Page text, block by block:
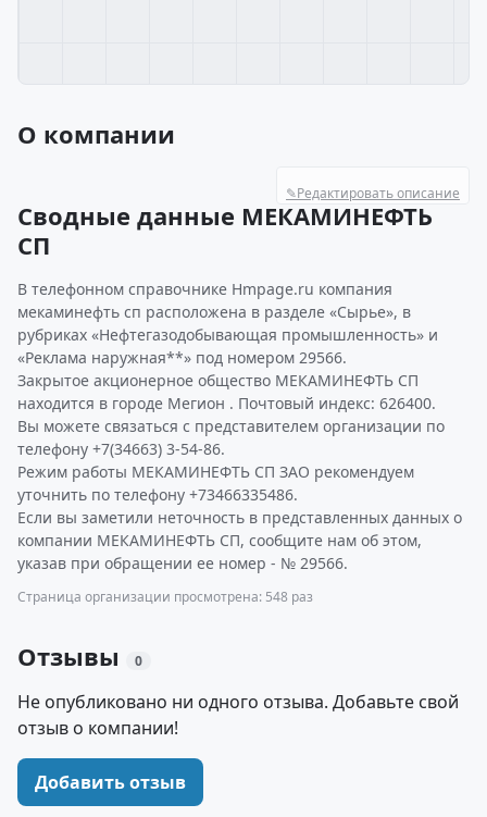
О компании
✎Редактировать описание
Сводные данные МЕКАМИНЕФТЬ
СП
В телефонном справочнике Hmpage.ru компания
мекаминефть сп расположена в разделе «Сырье», в
рубриках «Нефтегазодобывающая промышленность» и
«Реклама наружная**» под номером 29566.
Закрытое акционерное общество МЕКАМИНЕФТЬ СП
находится в городе Мегион . Почтовый индекс: 626400.
Вы можете связаться с представителем организации по
телефону +7(34663) 3-54-86.
Режим работы МЕКАМИНЕФТЬ СП ЗАО рекомендуем
уточнить по телефону +73466335486.
Если вы заметили неточность в представленных данных о
компании МЕКАМИНЕФТЬ СП, сообщите нам об этом,
указав при обращении ее номер - № 29566.
Страница организации просмотрена: 548 раз
Отзывы 0
Не опубликовано ни одного отзыва. Добавьте свой
отзыв о компании!
Добавить отзыв